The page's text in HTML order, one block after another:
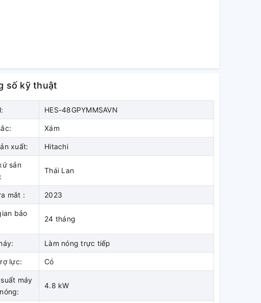
số kỹ thuật
HES-48GPYMMSAVN
Xám
xuất: Hitachi
sản
Thái Lan
mắt : 2023
bảo
24 tháng
Làm nóng trực tiếp
lực: Có
máy
4.8 kW